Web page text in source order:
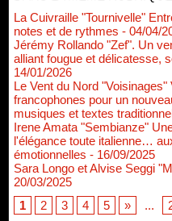
La Cuivraille "Tournivelle"
notes et de rythmes - 04/04/
Jérémy Rollando "Zef". Un
alliant fougue et délicatesse,
14/01/2026
Le Vent du Nord
francophones pour un
musiques et textes
Irene Amata "Sembianze"
l'élégance toute italienne…
émotionnelles - 16/09/2025
Sara Longo et Alvise Seggi
20/03/2025
1
2 3 4 5 » ...